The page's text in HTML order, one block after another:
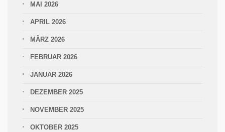
MAI 2026
APRIL 2026
MÄRZ 2026
FEBRUAR 2026
JANUAR 2026
DEZEMBER 2025
NOVEMBER 2025
OKTOBER 2025